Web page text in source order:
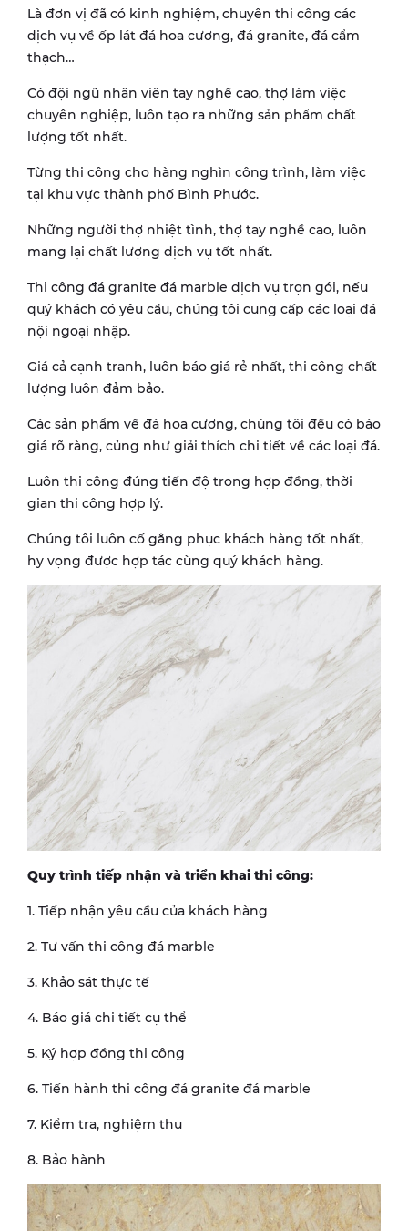
Là đơn vị đã có kinh nghiệm, chuyên thi công các
dịch vụ về ốp lát đá hoa cương, đá granite, đá cẩm
thạch…
Có đội ngũ nhân viên tay nghề cao, thợ làm việc
chuyên nghiệp, luôn tạo ra những sản phẩm chất
lượng tốt nhất.
Từng thi công cho hàng nghìn công trình, làm việc
tại khu vực thành phố Bình Phước.
Những người thợ nhiệt tình, thợ tay nghề cao, luôn
mang lại chất lượng dịch vụ tốt nhất.
Thi công đá granite đá marble dịch vụ trọn gói, nếu
quý khách có yêu cầu, chúng tôi cung cấp các loại đá
nội ngoại nhập.
Giá cả cạnh tranh, luôn báo giá rẻ nhất, thi công chất
lượng luôn đảm bảo.
Các sản phẩm về đá hoa cương, chúng tôi đều có báo
giá rõ ràng, củng như giải thích chi tiết về các loại đá.
Luôn thi công đúng tiến độ trong hợp đồng, thời
gian thi công hợp lý.
Chúng tôi luôn cố gắng phục khách hàng tốt nhất,
hy vọng được hợp tác cùng quý khách hàng.
Quy trình tiếp nhận và triển khai thi công:
1. Tiếp nhận yêu cầu của khách hàng
2. Tư vấn thi công đá marble
3. Khảo sát thực tế
4. Báo giá chi tiết cụ thể
5. Ký hợp đồng thi công
6. Tiến hành thi công đá granite đá marble
7. Kiểm tra, nghiệm thu
8. Bảo hành